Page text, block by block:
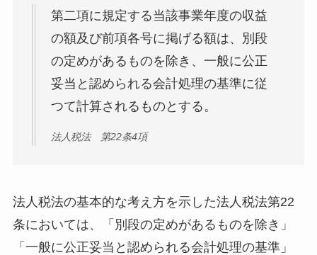
第二項に規定する当該事業年度の収益
の額及び前項各号に掲げる額は、別段
の定めがあるものを除き、一般に公正
妥当と認められる会計処理の基準に従
つて計算されるものとする。
法人税法 第22条4項
法人税法の基本的な考え方を示した法人税法第22
条においては、「別段の定めがあるものを除き」
「一般に公正妥当と認められる会計処理の基準」